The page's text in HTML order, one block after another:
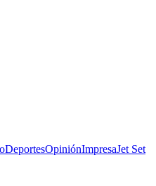
DeportesOpiniónImpresaJet Set